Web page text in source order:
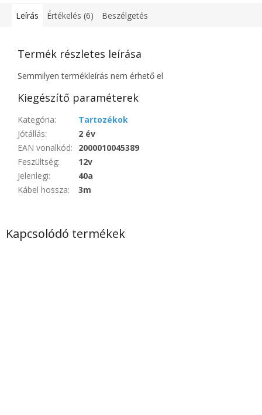
Kapcsolódó termékek
Leírás Értékelés (6) Beszélgetés
Termék részletes leírása
Semmilyen termékleírás nem érhető el
Kiegészítő paraméterek
Kategória:
Tartozékok
Jótállás:
2 év
EAN vonalkód:
2000010045389
Feszültség:
12v
Jelenlegi:
40a
Kábel hossza: 3m